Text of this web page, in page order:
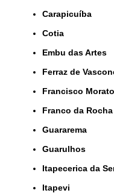
Carapicuíba
Cotia
Embu das Artes
Ferraz de
Francisco Morato
Franco da Rocha
Guararema
Guarulhos
Itapecerica da
Itapevi